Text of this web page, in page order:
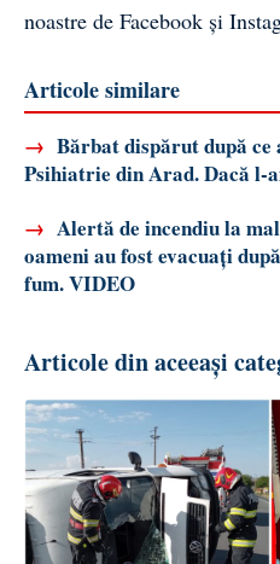
noastre de Facebook și
Articole similare
→ Bărbat dispărut după
Psihiatrie din Arad. Dacă l-
→ Alertă de incendiu la
oameni au fost evacuați
fum. VIDEO
Articole din aceeași